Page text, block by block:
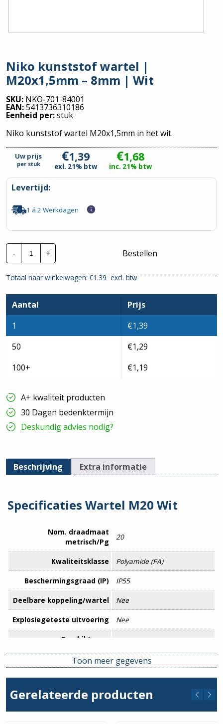
Niko kunststof wartel |
M20x1,5mm – 8mm | Wit
SKU: NKO-701-84001
EAN:5413736310186
Eenheid per:stuk
Niko kunststof wartel M20x1,5mm in het wit.
Uw prijs
per stuk €1,39
exl. 21% btw
€1,68
inc. 21% btw
Levertijd:
1 á 2 Werkdagen
-
Niko
kunststof
wartel
M20x1,5mm
8mm
Wit
hoeveelheid
+ Bestellen
Totaal naar winkelwagen: €1.39excl. btw
Aantal
Prijs
1
€1,39
50
€1,29
100+
€1,19
A+ kwaliteit producten
30 Dagen bedenktermijn
Deskundig advies nodig?
Beschrijving Extra informatie
Specificaties Wartel M20 Wit
Nom. draadmaat
metrisch/Pg
20
Kwaliteitsklasse Polyamide (PA)
Beschermingsgraad (IP) IP55
Deelbare koppeling/wartel Nee
Explosiegeteste uitvoering Nee
Geschikt voor
Glasvezelversterkt Nee
Toon meer gegevens
Gerelateerde producten